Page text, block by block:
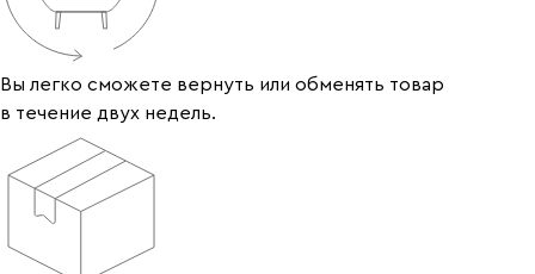
Вы легко сможете вернуть или обменять товар
в течение двух недель.